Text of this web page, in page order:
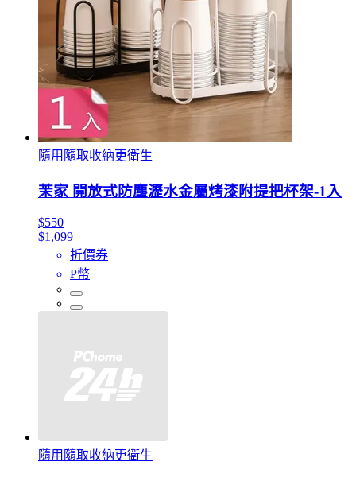
隨用隨取收納更衛生
茉家 開放式防塵瀝水金屬烤漆附提把杯架-1入
$550
$1,099
折價券
P幣
隨用隨取收納更衛生